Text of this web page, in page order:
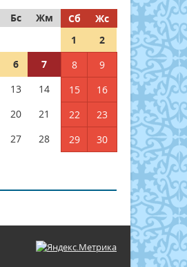
Бс Жм Сб
Жс
1
2
6 7 8
9
13 14 15
16
20 21 22
23
27 28 29
30